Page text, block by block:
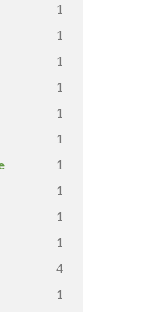
1
1
1
1
1
1
1
1
1
1
4
1